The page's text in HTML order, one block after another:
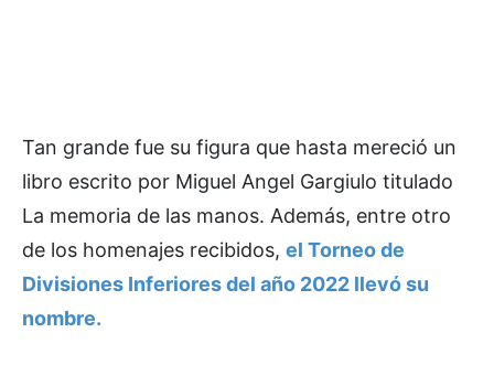
Tan grande fue su figura que hasta mereció un
libro escrito por Miguel Angel Gargiulo titulado
La memoria de las manos. Además, entre otro
de los homenajes recibidos, el Torneo de
Divisiones Inferiores del año 2022 llevó su
nombre.